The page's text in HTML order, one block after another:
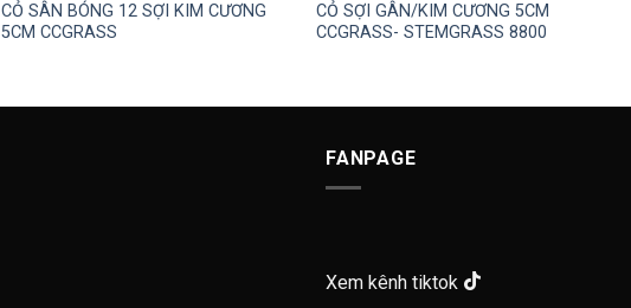
CỎ SÂN BÓNG 12 SỢI KIM CƯƠNG
5CM CCGRASS
CỎ SỢI GÂN/KIM CƯƠNG 5CM
CCGRASS- STEMGRASS 8800
FANPAGE
Xem kênh tiktok